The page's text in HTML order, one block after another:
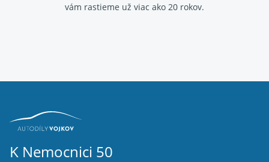
vám rastieme už viac ako 20 rokov.
K Nemocnici 50